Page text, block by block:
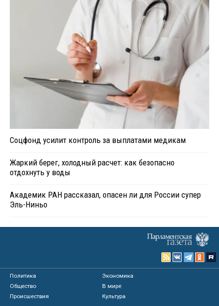
Соцфонд усилит контроль за выплатами медикам
Жаркий берег, холодный расчет: как безопасно
отдохнуть у воды
Академик РАН рассказал, опасен ли для России супер
Эль-Ниньо
Политика
Экономика
Общество
В мире
Происшествия
Культура